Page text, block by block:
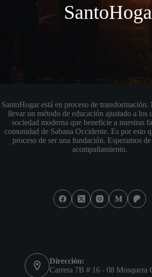
SantoHogar está en proceso de transformación.
llevar un método de educación ajustado a los
sociedad moderna que beneficie a nuestras
comunidad de Sabana Occidente. Es por esto
proceso de ser una fundación. Esperamos
acompañamiento.
Dirección:
Carrera 7B # 16 - 08 Mosquera